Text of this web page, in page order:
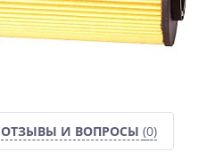
ОТЗЫВЫ И ВОПРОСЫ (0)